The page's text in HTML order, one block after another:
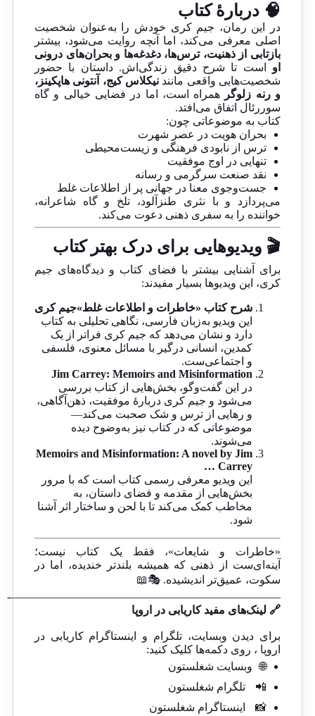
🧠 دربارهٔ کتاب
در این رمان، جیم کری خودش را به‌عنوان شخصیت
اصلی معرفی می‌کند، اما آنچه روایت می‌شود، بیشتر
بازتابی از ذهنیت، ترس‌ها، دغدغه‌ها و بحران‌های درونی
او است تا شرح دقیق زندگی‌اش. داستان با حضور
شخصیت‌هایی واقعی مانند نیکلاس کیج، آنتونی هاپکینز،
و رنه زلوگر
همراه است، اما در فضایی خیالی و گاه
سوررئال اتفاق می‌افتد.
کتاب به موضوعاتی چون:
بحران هویت در عصر شهرت
ترس از نابودی فرهنگی و زیست‌محیطی
تنهایی در اوج موفقیت
نقد صنعت سرگرمی و رسانه
جست‌وجوی معنا در جهانی پر از اطلاعات غلط
می‌پردازد و با نثری طنزآلود، تلخ و گاه شاعرانه،
خواننده را به سفری ذهنی دعوت می‌کند.
🎬 ویدیوهایی برای درک بهتر کتاب
برای آشنایی بیشتر با فضای کتاب و دیدگاه‌های جیم
کری، این ویدیوها بسیار مفیدند:
شرح کتاب «خاطرات و اطلاعات غلط»جیم کری
این ویدیو به‌زبان فارسی، نگاهی تحلیلی به کتاب
دارد و نشان می‌دهد که جیم کری فراتر از یک
کمدین، انسانی درگیر با مسائل معنوی، فلسفی
و اجتماعی‌ست.
Jim Carrey: Memoirs and Misinformation
در این گفت‌وگو، بخش‌هایی از کتاب بررسی
می‌شود و جیم کری دربارهٔ موفقیت، ذهن‌آگاهی،
و رهایی از ترس و شک صحبت می‌کند—
موضوعاتی که در کتاب نیز به‌وضوح دیده
می‌شوند.
Memoirs and Misinformation: A novel by Jim
Carrey …
این ویدیو معرفی رسمی کتاب است که با مرور
بخش‌هایی از مقدمه و فضای داستان، به
مخاطب کمک می‌کند تا با لحن و ساختار اثر آشنا
شود.
«خاطرات و شایعات»، فقط یک کتاب نیست؛
آینه‌ای‌ست از ذهنی که همیشه بلندتر خندیده، اما در
سکوت، عمیق‌تر اندیشیده. 🎭📖
————————————————————————-
🔗 لینک‌های مفید کاریابی در اروپا
برای دیدن وبسایت، تلگرام و اینستاگرام کاریابی در
اروپا ، روی دکمه‌ها کلیک کنید:
🌐
وبسایت شغلستون
📲
تلگرام شغلستون
📸
اینستاگرام شغلستون